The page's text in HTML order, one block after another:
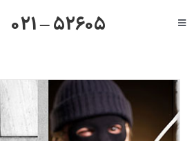
to
Toggle
گرنداستریم
یالینک
میکروتیک
021 – 52605